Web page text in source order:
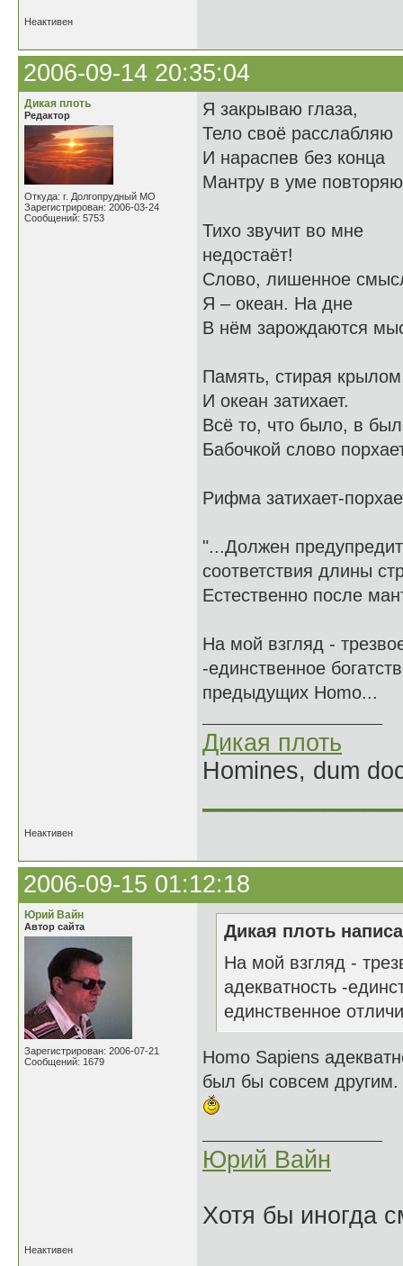
Неактивен
2006-09-14 20:35:04
Дикая плоть
Редактор
Откуда: г. Долгопрудный МО
Зарегистрирован: 2006-03-24
Сообщений: 5753
Я закрываю глаза,
Тело своё расслабляю
И нараспев без
Мантру в уме
Тихо звучит во мне -
недостаёт!
Слово, лишенное
Я – океан. На дне
В нём зарождаются
Память, стирая
И океан затихает.
Всё то, что было, в
Бабочкой слово
Рифма затихает-
"...Должен
соответствия длины
Естественно после
На мой взгляд -
-единственное
предыдущих Homo...
Дикая плоть
Homines, dum
Неактивен
2006-09-15 01:12:18
Юрий Вайн
Автор сайта
Зарегистрирован: 2006-07-21
Сообщений: 1679
Дикая плоть
На мой взгляд -
адекватность -
единственное
Homo Sapiens
был бы совсем другим.
Юрий Вайн
Хотя бы иногда
Неактивен